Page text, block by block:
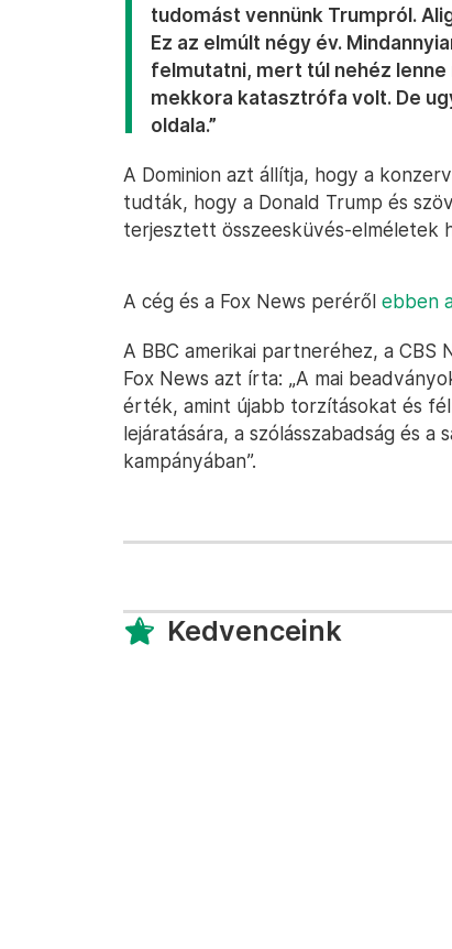
tudomást vennünk Trumpról.
Ez az elmúlt négy év.
felmutatni, mert túl nehéz
mekkora katasztrófa volt. De
oldala.”
A Dominion azt állítja, hogy a
tudták, hogy a Donald Trump és
terjesztett összeesküvés-elméletek
A cég és a Fox News peréről ebben
A BBC amerikai partneréhez, a
Fox News azt írta: „A mai
érték, amint újabb torzításokat és
lejáratására, a szólásszabadság és a
kampányában”.
Kedvenceink